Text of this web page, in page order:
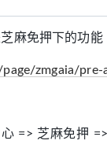
麻免押下的功能
zmgaia/
=> 芝麻免押